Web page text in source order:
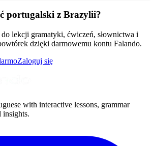
portugalski z Brazylii?
do lekcji gramatyki, ćwiczeń, słownictwa i
dzięki darmowemu kontu Falando.
Zaloguj się
with interactive lessons, grammar
insights.